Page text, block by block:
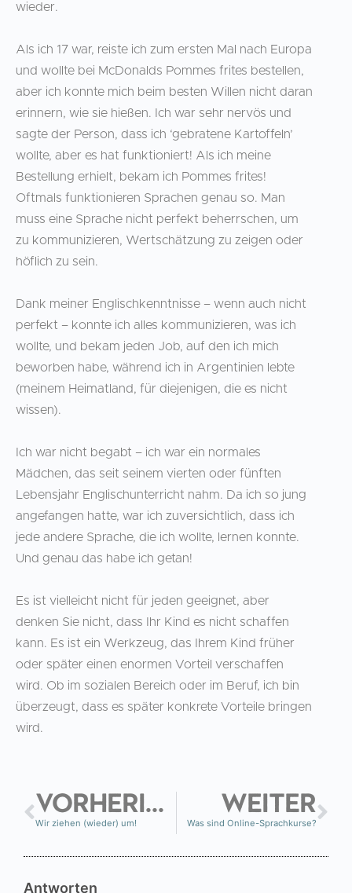
wieder.
Als ich 17 war, reiste ich zum ersten Mal nach Europa
und wollte bei McDonalds Pommes frites bestellen,
aber ich konnte mich beim besten Willen nicht daran
erinnern, wie sie hießen. Ich war sehr nervös und
sagte der Person, dass ich ‘gebratene Kartoffeln’
wollte, aber es hat funktioniert! Als ich meine
Bestellung erhielt, bekam ich Pommes frites!
Oftmals funktionieren Sprachen genau so. Man
muss eine Sprache nicht perfekt beherrschen, um
zu kommunizieren, Wertschätzung zu zeigen oder
höflich zu sein.
Dank meiner Englischkenntnisse – wenn auch nicht
perfekt – konnte ich alles kommunizieren, was ich
wollte, und bekam jeden Job, auf den ich mich
beworben habe, während ich in Argentinien lebte
(meinem Heimatland, für diejenigen, die es nicht
wissen).
Ich war nicht begabt – ich war ein normales
Mädchen, das seit seinem vierten oder fünften
Lebensjahr Englischunterricht nahm. Da ich so jung
angefangen hatte, war ich zuversichtlich, dass ich
jede andere Sprache, die ich wollte, lernen konnte.
Und genau das habe ich getan!
Es ist vielleicht nicht für jeden geeignet, aber
denken Sie nicht, dass Ihr Kind es nicht schaffen
kann. Es ist ein Werkzeug, das Ihrem Kind früher
oder später einen enormen Vorteil verschaffen
wird. Ob im sozialen Bereich oder im Beruf, ich bin
überzeugt, dass es später konkrete Vorteile bringen
wird.
VORHERIGE
Wir ziehen (wieder) um!
WEITER
Was sind Online-Sprachkurse?
Antworten